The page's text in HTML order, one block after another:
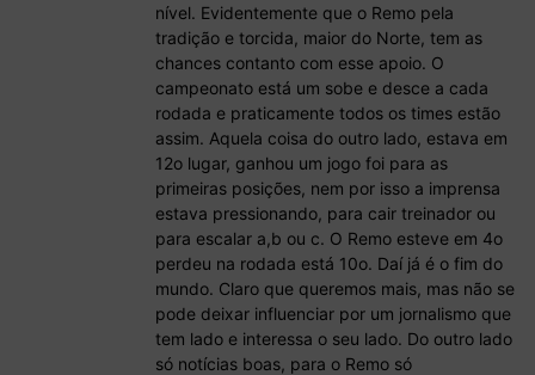
nível. Evidentemente que o Remo pela
tradição e torcida, maior do Norte, tem as
chances contanto com esse apoio. O
campeonato está um sobe e desce a cada
rodada e praticamente todos os times estão
assim. Aquela coisa do outro lado, estava em
12o lugar, ganhou um jogo foi para as
primeiras posições, nem por isso a imprensa
estava pressionando, para cair treinador ou
para escalar a,b ou c. O Remo esteve em 4o
perdeu na rodada está 10o. Daí já é o fim do
mundo. Claro que queremos mais, mas não se
pode deixar influenciar por um jornalismo que
tem lado e interessa o seu lado. Do outro lado
só notícias boas, para o Remo só